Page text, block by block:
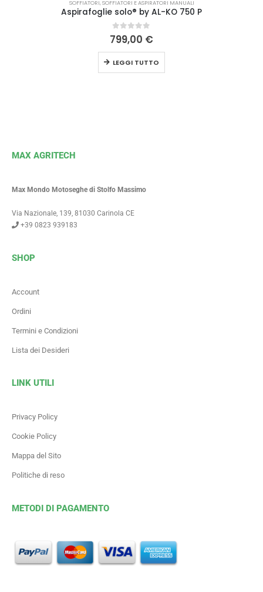
SOFFIATORI,SOFFIATORI E ASPIRATORI MANUALI
Aspirafoglie solo® by AL-KO 750 P
0Su 5
799,00 €
LEGGI TUTTO
MAX AGRITECH
Max Mondo Motoseghe di Stolfo Massimo
Via Nazionale, 139, 81030 Carinola CE
+39 0823 939183
SHOP
Account
Ordini
Termini e Condizioni
Lista dei Desideri
LINK UTILI
Privacy Policy
Cookie Policy
Mappa del Sito
Politiche di reso
METODI DI PAGAMENTO